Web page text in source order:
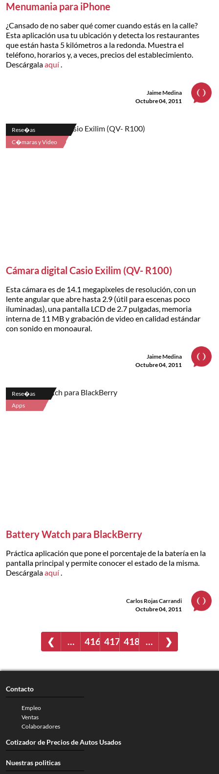
Menumania para iPhone
¿Cansado de no saber qué comer cuando estás en la calle?
Esta aplicación usa tu ubicación y detecta los restaurantes
que están hasta 5 kilómetros a la redonda. Muestra el
teléfono, horarios y, a veces, precios del establecimiento.
Descárgalaaquí.
Jaime Medina
Octubre 04, 2011
Rese�as
C�maras y Video
Cámara digital Casio Exilim (QV- R100)
Esta cámara es de 14.1 megapixeles de resolución, con un
lente angular que abre hasta 2.9 (útil para escenas poco
iluminadas), una pantalla LCD de 2.7 pulgadas, memoria
interna de 11 MB y grabación de video en calidad estándar
con sonido en monoaural.
Jaime Medina
Octubre 04, 2011
Rese�as
Apps
Battery Watch para BlackBerry
Práctica aplicación que pone el porcentaje de la batería en la
pantalla principal y permite conocer el estado de la misma.
Descárgalaaquí.
Carlos Rojas Carrandi
Octubre 04, 2011
❮ … 416 417 418 … ❯
Contacto
Empleo
Ventas
Colaboradores
Cotizador de Precios de Autos Usados
Nuestras politicas